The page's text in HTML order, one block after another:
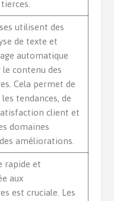
utilisent des
de texte et
automatique
le contenu des
Cela permet de
tendances, de
client et
domaines
améliorations.
rapide et
aux
est cruciale. Les